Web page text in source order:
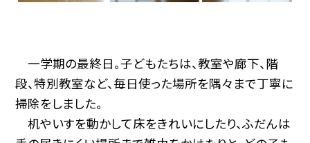
一学期の最終日。子どもたちは、教室や廊下、階
段、特別教室など、毎日使った場所を隅々まで丁寧に
掃除をしました。
机やいすを動かして床をきれいにしたり、ふだんは